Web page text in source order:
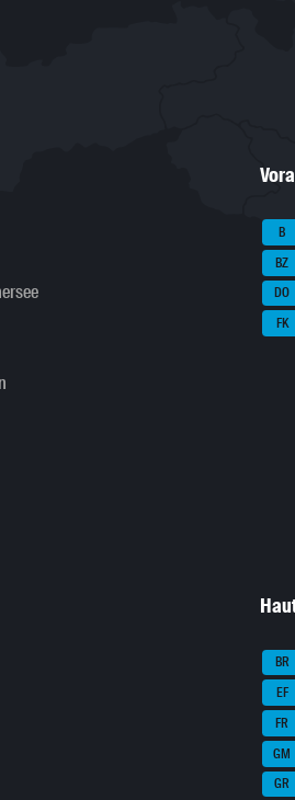
B
BZ
DO
FK
BR
EF
FR
GM
GR